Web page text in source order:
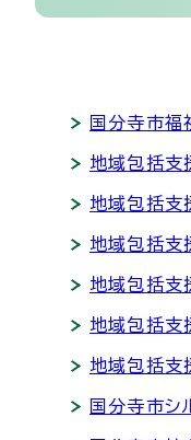
国分寺市福
地域包括支
地域包括支
地域包括支
地域包括支
地域包括支
地域包括支
国分寺市シ